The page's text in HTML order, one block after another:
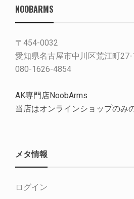
NOOBARMS
〒454-0032
愛知県名古屋市中川区荒江町
080-1626-4854
AK専門店NoobArms
当店はオンラインショップのみ
メタ情報
ログイン